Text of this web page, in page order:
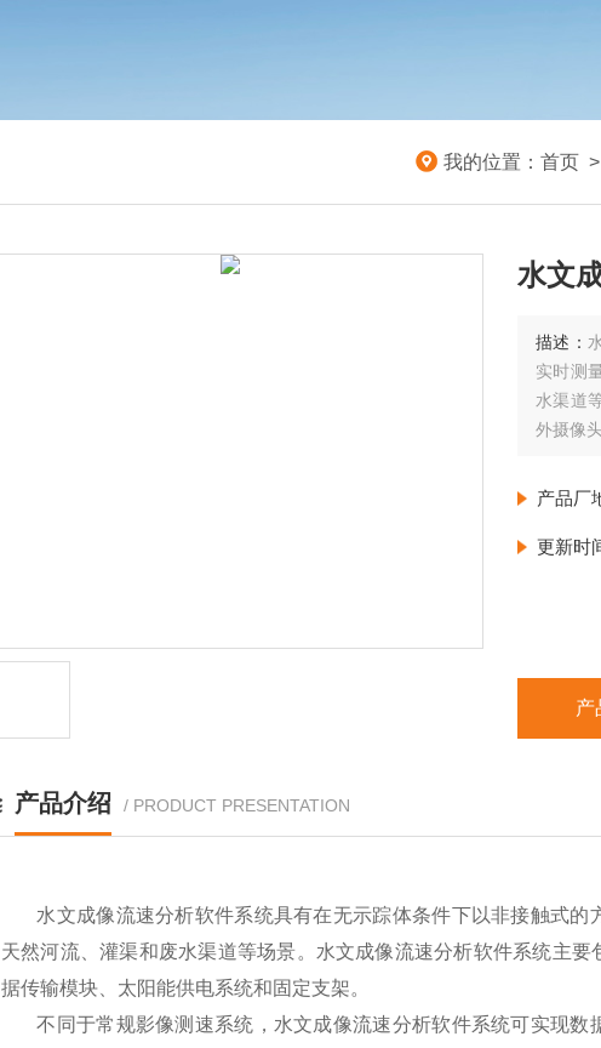
我的位置： 首页
水文
描述：
实时测
水渠道
外摄像
产品厂
更新时
产
产品介绍 / PRODUCT PRESENTATION
水文成像流速分析软件系统具有在无示踪体条件下以非接触式
天然河流、灌渠和废水渠道等场景。水文成像流速分析软件系统主
据传输模块、太阳能供电系统和固定支架。
不同于常规影像测速系统，水文成像流速分析软件系统可实现